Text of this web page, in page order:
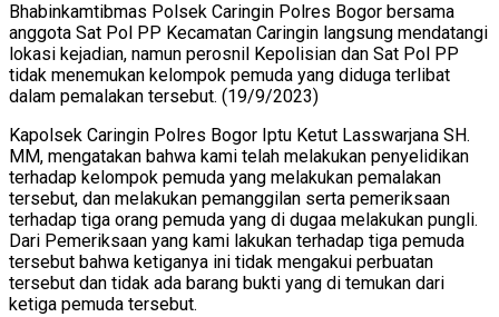
Bhabinkamtibmas Polsek Caringin Polres Bogor bersama
anggota Sat Pol PP Kecamatan Caringin langsung mendatangi
lokasi kejadian, namun perosnil Kepolisian dan Sat Pol PP
tidak menemukan kelompok pemuda yang diduga terlibat
dalam pemalakan tersebut. (19/9/2023)
Kapolsek Caringin Polres Bogor Iptu Ketut Lasswarjana SH.
MM, mengatakan bahwa kami telah melakukan penyelidikan
terhadap kelompok pemuda yang melakukan pemalakan
tersebut, dan melakukan pemanggilan serta pemeriksaan
terhadap tiga orang pemuda yang di dugaa melakukan pungli.
Dari Pemeriksaan yang kami lakukan terhadap tiga pemuda
tersebut bahwa ketiganya ini tidak mengakui perbuatan
tersebut dan tidak ada barang bukti yang di temukan dari
ketiga pemuda tersebut.